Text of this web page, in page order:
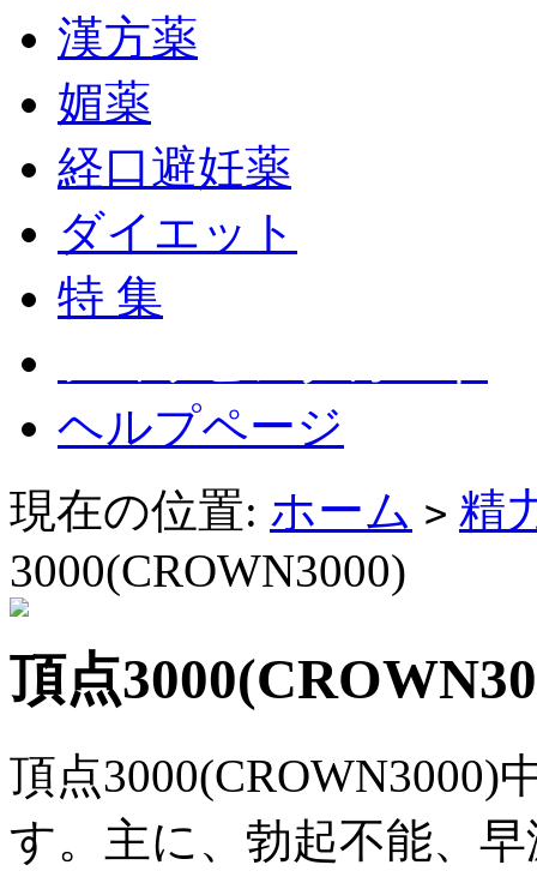
漢方薬
媚薬
経口避妊薬
ダイエット
特 集
ヘルプページ
現在の位置: ホーム > 精
3000(CROWN3000)
頂点
頂点3000(CROWN3000)
す。主に、勃起不能、